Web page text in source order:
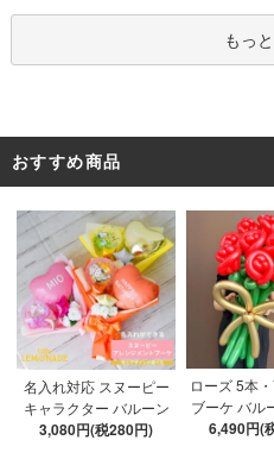
ツ52枚
もっ
おすすめ商品
名入れ対応 スヌーピー
キャラクター バルーン
ブーケ 選べる7種 【膨ら
3,080円(税280円)
ローズ 5本
ブーケ バル
数が選べる
6,490円(